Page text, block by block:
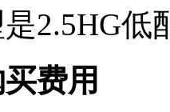
2.5HG低
费用